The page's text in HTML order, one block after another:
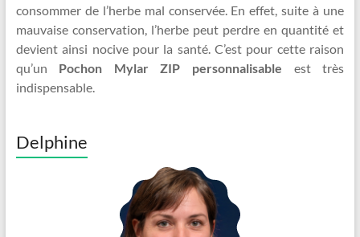
consommer de l’herbe mal conservée. En effet, suite à une
mauvaise conservation, l’herbe peut perdre en quantité et
devient ainsi nocive pour la santé. C’est pour cette raison
qu’un Pochon Mylar ZIP personnalisable est très
indispensable.
Delphine